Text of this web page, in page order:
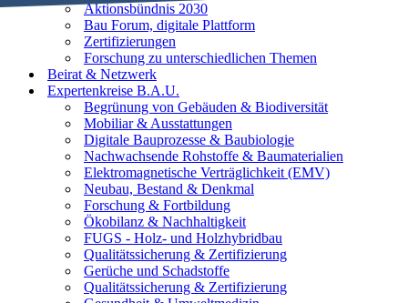
Aktionsbündnis 2030
Bau Forum, digitale Plattform
Zertifizierungen
Forschung zu unterschiedlichen Themen
Beirat & Netzwerk
Expertenkreise B.A.U.
Begrünung von Gebäuden & Biodiversität
Mobiliar & Ausstattungen
Digitale Bauprozesse & Baubiologie
Nachwachsende Rohstoffe & Baumaterialien
Elektromagnetische Verträglichkeit (EMV)
Neubau, Bestand & Denkmal
Forschung & Fortbildung
Ökobilanz & Nachhaltigkeit
FUGS - Holz- und Holzhybridbau
Qualitätssicherung & Zertifizierung
Gerüche und Schadstoffe
Qualitätssicherung & Zertifizierung